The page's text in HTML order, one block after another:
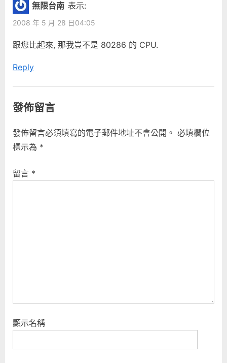
無限台南 表示:
2008 年 5 月 28 日04:05
跟您比起來, 那我豈不是 80286 的 CPU.
Reply
發佈留言
發佈留言必須填寫的電子郵件地址不會公開。 必填欄位
標示為 *
留言 *
顯示名稱